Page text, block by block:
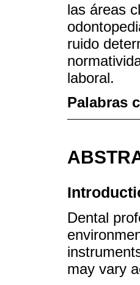
las áreas
ruido
laboral.
Palabras
Dental
may vary